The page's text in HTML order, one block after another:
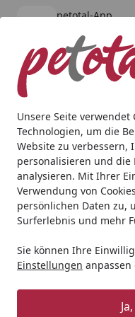
Unsere Seite
Technologien, um die
Website zu verbessern,
personalisieren und die
analysieren. Mit Ihrer
Verwendung von
persönlichen Daten zu,
Surferlebnis und mehr
Sie können Ihre
Einstellungen
petotal-App
kostenlos - Im App Store
Alle Produkte
Mein Konto
Suchen
Startseite
Andere Tierarten
Bunny